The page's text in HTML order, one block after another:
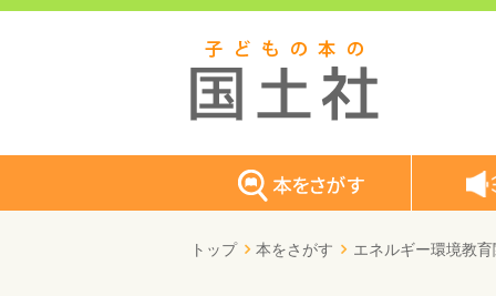
トップ 本をさがす エネルギー環境教